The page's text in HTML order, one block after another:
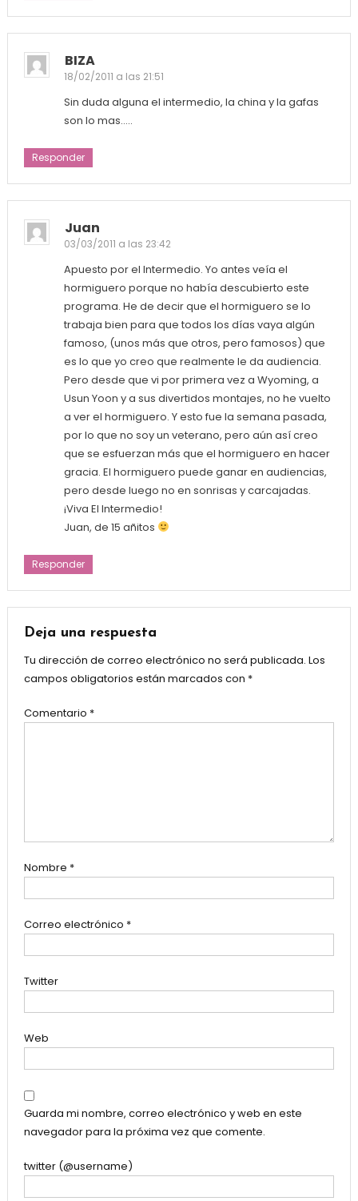
BIZA
18/02/2011 a las 21:51
Sin duda alguna el intermedio, la china y la gafas
son lo mas…..
Responder
Juan
03/03/2011 a las 23:42
Apuesto por el Intermedio. Yo antes veía el
hormiguero porque no había descubierto este
programa. He de decir que el hormiguero se lo
trabaja bien para que todos los días vaya algún
famoso, (unos más que otros, pero famosos) que
es lo que yo creo que realmente le da audiencia.
Pero desde que vi por primera vez a Wyoming, a
Usun Yoon y a sus divertidos montajes, no he vuelto
a ver el hormiguero. Y esto fue la semana pasada,
por lo que no soy un veterano, pero aún así creo
que se esfuerzan más que el hormiguero en hacer
gracia. El hormiguero puede ganar en audiencias,
pero desde luego no en sonrisas y carcajadas.
¡Viva El Intermedio!
Juan, de 15 añitos
Responder
Deja una respuesta
Tu dirección de correo electrónico no será publicada. Los
campos obligatorios están marcados con *
Comentario *
Nombre *
Correo electrónico *
Twitter
Web
Guarda mi nombre, correo electrónico y web en este
navegador para la próxima vez que comente.
twitter (@username)